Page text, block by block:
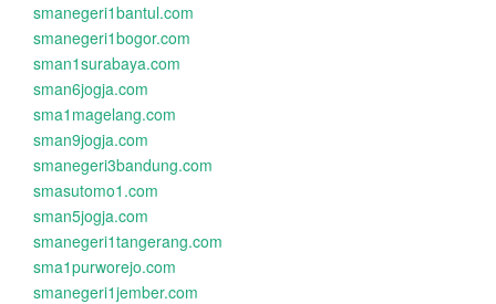
smanegeri1bantul.com
smanegeri1bogor.com
sman1surabaya.com
sman6jogja.com
sma1magelang.com
sman9jogja.com
smanegeri3bandung.com
smasutomo1.com
sman5jogja.com
smanegeri1tangerang.com
sma1purworejo.com
smanegeri1jember.com